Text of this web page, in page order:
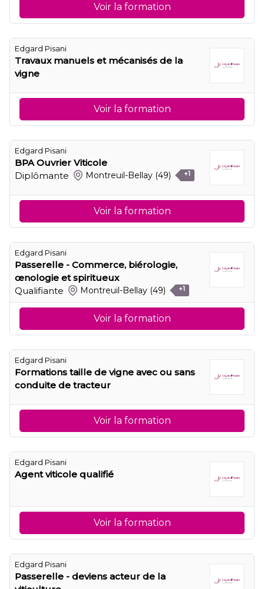
Voir la formation
Edgard Pisani
Travaux manuels et mécanisés de la
vigne
Voir la formation
Edgard Pisani
BPA Ouvrier Viticole
Diplômante
Montreuil-Bellay (49) +1
Voir la formation
Edgard Pisani
Passerelle - Commerce, biérologie,
œnologie et spiritueux
Qualifiante
Montreuil-Bellay (49) +1
Voir la formation
Edgard Pisani
Formations taille de vigne avec ou sans
conduite de tracteur
Voir la formation
Edgard Pisani
Agent viticole qualifié
Voir la formation
Edgard Pisani
Passerelle - deviens acteur de la